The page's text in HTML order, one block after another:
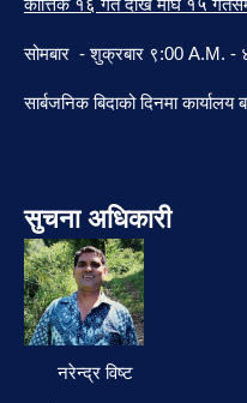
सोमबार - शुक्रबार ९:00 A.M. -
सार्बजनिक बिदाको दिनमा
सुचना अधिकारी
नरेन्द्र विष्ट